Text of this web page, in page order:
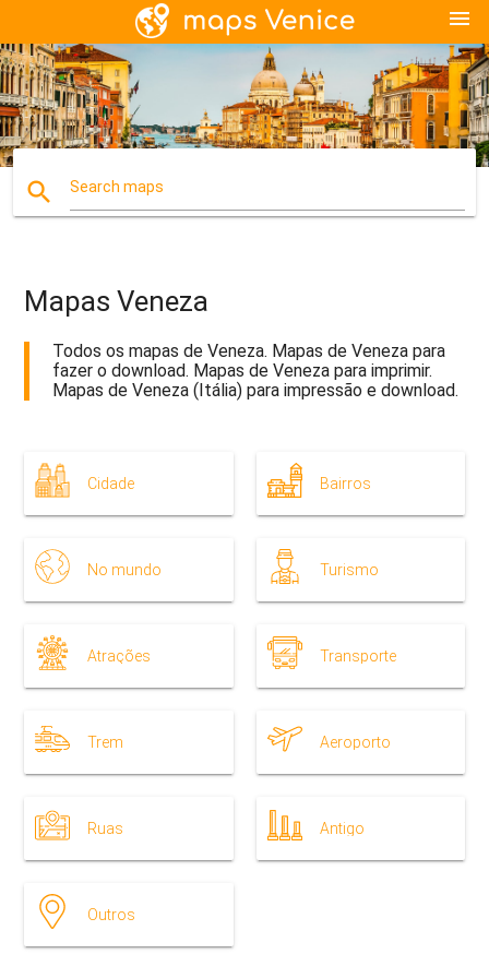
menu
search Search maps
Mapas Veneza
Todos os mapas de Veneza. Mapas de Veneza para
fazer o download. Mapas de Veneza para imprimir.
Mapas de Veneza (Itália) para impressão e download.
Cidade Bairros
No mundo Turismo
Atrações Transporte
Trem Aeroporto
Ruas Antigo
Outros